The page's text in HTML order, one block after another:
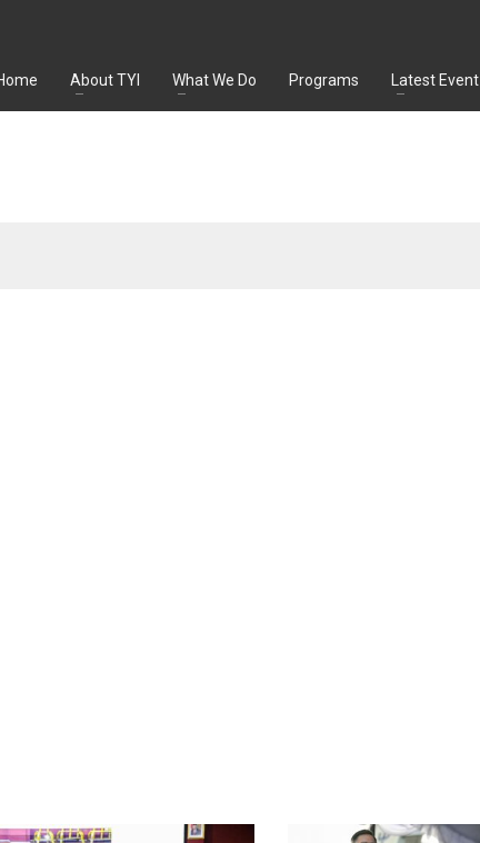
About TYI What We Do Programs Latest Event